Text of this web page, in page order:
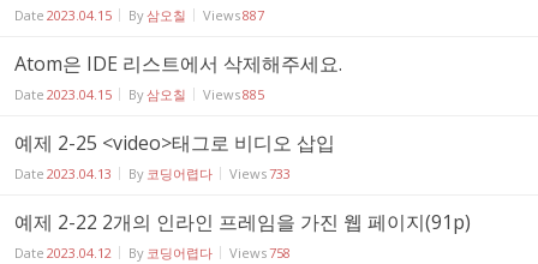
Date 2023.04.15 By삼오칠 Views887
Atom은 IDE 리스트에서 삭제해주세요.
Date 2023.04.15 By삼오칠 Views885
예제 2-25 <video>태그로 비디오 삽입
Date 2023.04.13 By 코딩어렵다 Views733
예제 2-22 2개의 인라인 프레임을 가진 웹 페이지(91p)
Date 2023.04.12 By 코딩어렵다 Views758